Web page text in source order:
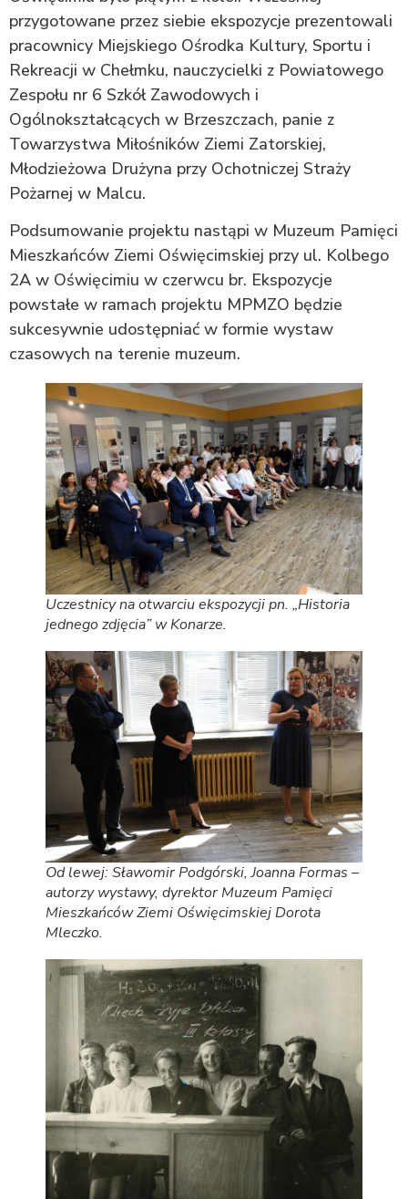
przygotowane przez siebie ekspozycje prezentowali
pracownicy Miejskiego Ośrodka Kultury, Sportu i
Rekreacji w Chełmku, nauczycielki z Powiatowego
Zespołu nr 6 Szkół Zawodowych i
Ogólnokształcących w Brzeszczach, panie z
Towarzystwa Miłośników Ziemi Zatorskiej,
Młodzieżowa Drużyna przy Ochotniczej Straży
Pożarnej w Malcu.
Podsumowanie projektu nastąpi w Muzeum Pamięci
Mieszkańców Ziemi Oświęcimskiej przy ul. Kolbego
2A w Oświęcimiu w czerwcu br. Ekspozycje
powstałe w ramach projektu MPMZO będzie
sukcesywnie udostępniać w formie wystaw
czasowych na terenie muzeum.
Uczestnicy na otwarciu ekspozycji pn. „Historia
jednego zdjęcia” w Konarze.
Od lewej: Sławomir Podgórski, Joanna Formas –
autorzy wystawy, dyrektor Muzeum Pamięci
Mieszkańców Ziemi Oświęcimskiej Dorota
Mleczko.